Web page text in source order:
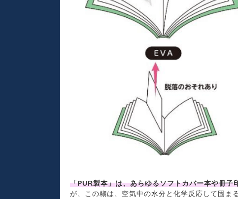
「PUR製本」は、あらゆるソフトカバー本や冊子
が、この糊は、空気中の水分と化学反応して固ま